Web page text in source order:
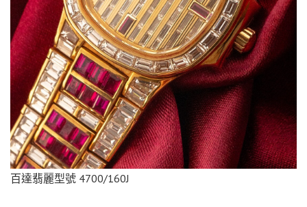
百達翡麗型號 4700/160J